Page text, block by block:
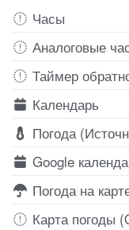
Часы
Аналоговые
Таймер
Календарь
Погода
Google
Погода на
Карта погоды